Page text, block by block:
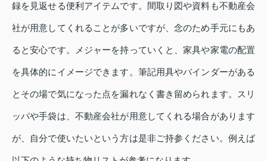
録を見返せる便利アイテムです。間取り図や資料も不動産会
社が用意してくれることが多いですが、念のため手元にもあ
ると安心です。メジャーを持っていくと、家具や家電の配置
を具体的にイメージできます。筆記用具やバインダーがある
とその場で気になった点を漏れなく書き留められます。スリ
ッパや手袋は、不動産会社が用意してくれる場合があります
が、自分で使いたいという方は是非ご持参ください。例えば